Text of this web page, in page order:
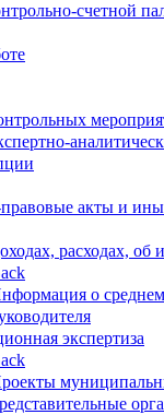
счетной
акты и
расходах, об
о
экспертиза